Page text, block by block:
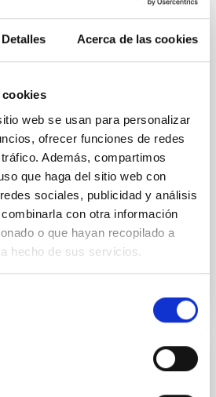
Detalles Acerca de las cookies
cookies
web se usan para personalizar
ofrecer funciones de redes
Además, compartimos
que haga del sitio web con
sociales, publicidad y análisis
con otra información
o que hayan recopilado a
hecho de sus servicios.
collaboration, we present
c and TOI-1648 b are newly
while TOI-1472 b is a
Neptune for which we
al.
2026